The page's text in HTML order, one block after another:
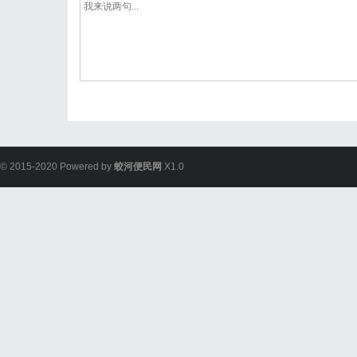
© 2015-2020 Powered by 蛟河便民网 X1.0